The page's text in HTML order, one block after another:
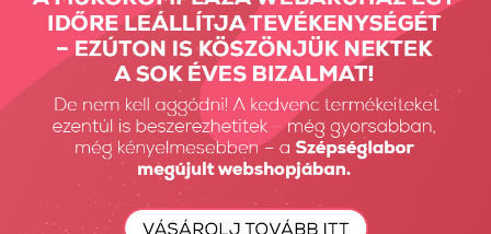
Liquid Fusion - Peachy
4990 Ft
Liquid Fusion - Cool
Nude 8...
3890 Ft